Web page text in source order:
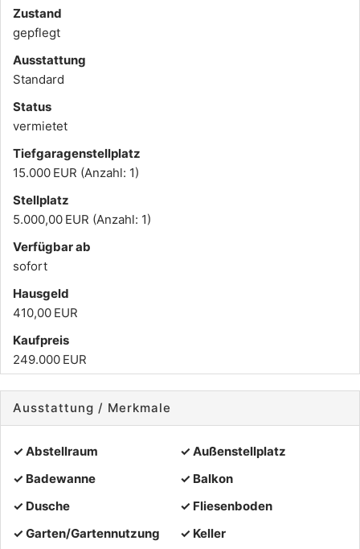
Zustand
gepflegt
Ausstattung
Standard
Status
vermietet
Tief­garagen­stell­platz
15.000 EUR (Anzahl: 1)
Stellplatz
5.000,00 EUR (Anzahl: 1)
Verfügbar ab
sofort
Hausgeld
410,00 EUR
Kaufpreis
249.000 EUR
Ausstattung / Merkmale
✓ Abstellraum
✓ Außenstellplatz
✓ Badewanne
✓ Balkon
✓ Dusche
✓ Fliesenboden
✓ Garten/Gartennutzung
✓ Keller